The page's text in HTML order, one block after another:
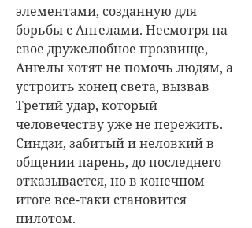
элементами, созданную для
борьбы с Ангелами. Несмотря на
свое дружелюбное прозвище,
Ангелы хотят не помочь людям, а
устроить конец света, вызвав
Третий удар, который
человечеству уже не пережить.
Синдзи, забитый и неловкий в
общении парень, до последнего
отказывается, но в конечном
итоге все-таки становится
пилотом.